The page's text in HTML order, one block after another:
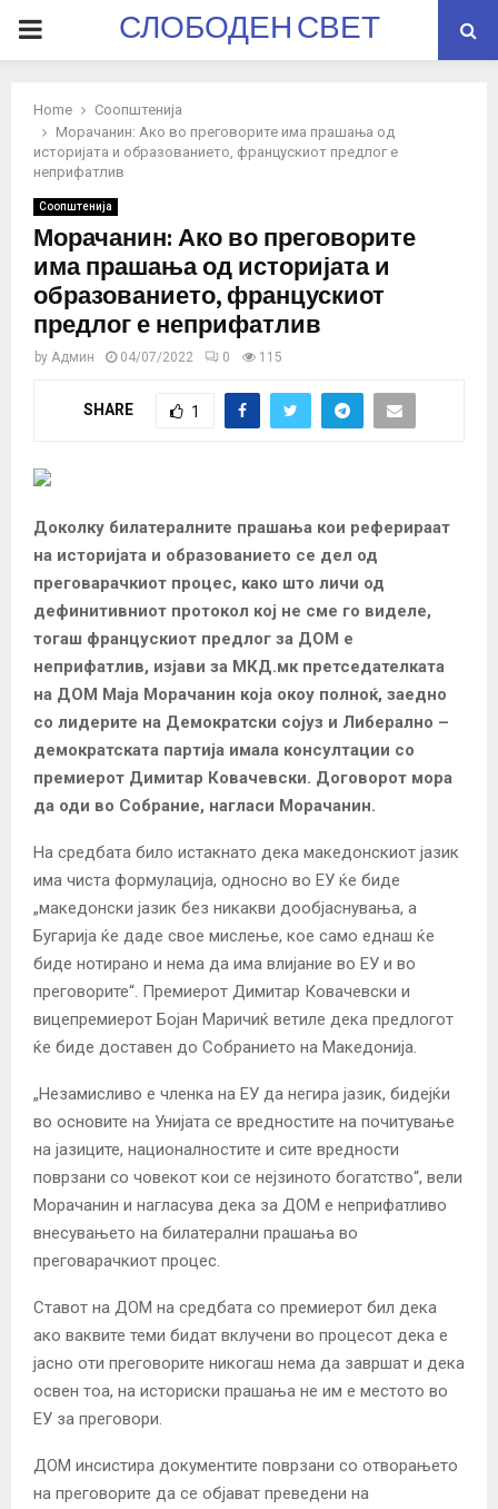
PRIMARYСЛОБОДЕН СВЕТ
Home
Соопштенија
Морачанин: Ако во преговорите има прашања од
историјата и образованието, францускиот предлог е
неприфатлив
Соопштенија
Морачанин: Ако во преговорите
има прашања од историјата и
образованието, францускиот
предлог е неприфатлив
by Админ 04/07/2022 0 115
SHARE 1
Доколку билатералните прашања кои реферираат
на историјата и образованието се дел од
преговарачкиот процес, како што личи од
дефинитивниот протокол кој не сме го виделе,
тогаш францускиот предлог за ДОМ е
неприфатлив, изјави за МКД.мк претседателката
на ДОМ Маја Морачанин која окоу полноќ, заедно
со лидерите на Демократски сојуз и Либерално –
демократската партија имала консултации со
премиерот Димитар Ковачевски. Договорот мора
да оди во Собрание, нагласи Морачанин.
На средбата било истакнато дека македонскиот јазик
има чиста формулација, односно во ЕУ ќе биде
„македонски јазик без никакви дообјаснувања, а
Бугарија ќе даде свое мислење, кое само еднаш ќе
биде нотирано и нема да има влијание во ЕУ и во
преговорите“. Премиерот Димитар Ковачевски и
вицепремиерот Бојан Маричиќ ветиле дека предлогот
ќе биде доставен до Собранието на Македонија.
„Незамисливо е членка на ЕУ да негира јазик, бидејќи
во основите на Унијата се вредностите на почитување
на јазиците, националностите и сите вредности
поврзани со човекот кои се нејзиното богатство“, вели
Морачанин и нагласува дека за ДОМ е неприфатливо
внесувањето на билатерални прашања во
преговарачкиот процес.
Ставот на ДОМ на средбата со премиерот бил дека
ако ваквите теми бидат вклучени во процесот дека е
јасно оти преговорите никогаш нема да завршат и дека
освен тоа, на историски прашања не им е местото во
ЕУ за преговори.
ДОМ инсистира документите поврзани со отворањето
на преговорите да се објават преведени на